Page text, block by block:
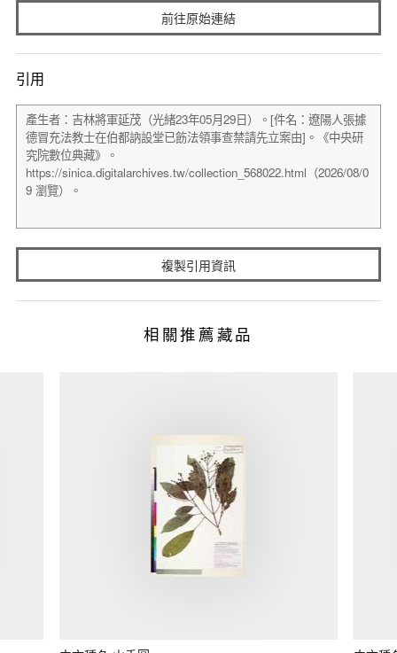
前往原始連結
引用
複製引用資訊
相關推薦藏品